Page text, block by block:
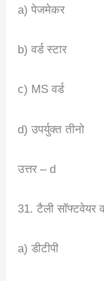
a) पेजमेकर
b) वर्ड स्टार
c) MS वर्ड
d) उपर्युक्त तीनो
उत्तर – d
31. टैली सॉफ्टवेयर
a) डीटीपी